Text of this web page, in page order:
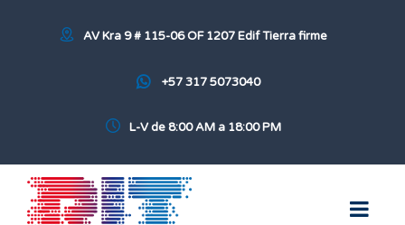
AV Kra 9 # 115-06 OF 1207 Edif Tierra firme
+57 317 5073040
L-V de 8:00 AM a 18:00 PM